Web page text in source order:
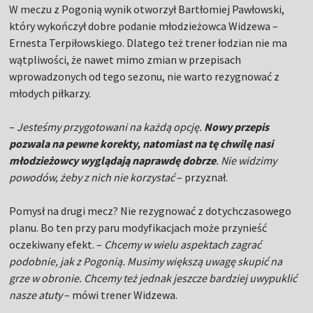
W meczu z Pogonią wynik otworzył Bartłomiej Pawłowski,
który wykończył dobre podanie młodzieżowca Widzewa –
Ernesta Terpiłowskiego. Dlatego też trener łodzian nie ma
wątpliwości, że nawet mimo zmian w przepisach
wprowadzonych od tego sezonu, nie warto rezygnować z
młodych piłkarzy.
– Jesteśmy przygotowani na każdą opcję. Nowy przepis
pozwala na pewne korekty, natomiast na tę chwilę nasi
młodzieżowcy wyglądają naprawdę dobrze. Nie widzimy
powodów, żeby z nich nie korzystać– przyznał.
Pomysł na drugi mecz? Nie rezygnować z dotychczasowego
planu. Bo ten przy paru modyfikacjach może przynieść
oczekiwany efekt. – Chcemy w wielu aspektach zagrać
podobnie, jak z Pogonią. Musimy większą uwagę skupić na
grze w obronie. Chcemy też jednak jeszcze bardziej uwypuklić
nasze atuty– mówi trener Widzewa.